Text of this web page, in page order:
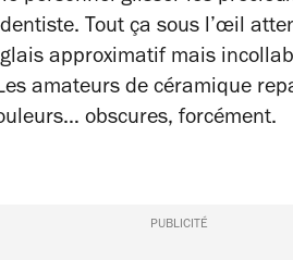
Tout ça sous l’œil
approximatif mais
amateurs de céramique
obscures, forcément.
PUBLICITÉ